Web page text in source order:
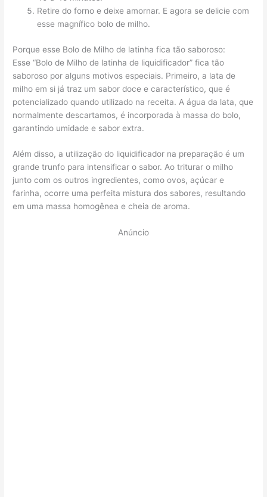
Retire do forno e deixe amornar. E agora se delicie com
esse magnífico bolo de milho.
Porque esse Bolo de Milho de latinha fica tão saboroso:
Esse “Bolo de Milho de latinha de liquidificador” fica tão
saboroso por alguns motivos especiais. Primeiro, a lata de
milho em si já traz um sabor doce e característico, que é
potencializado quando utilizado na receita. A água da lata, que
normalmente descartamos, é incorporada à massa do bolo,
garantindo umidade e sabor extra.
Além disso, a utilização do liquidificador na preparação é um
grande trunfo para intensificar o sabor. Ao triturar o milho
junto com os outros ingredientes, como ovos, açúcar e
farinha, ocorre uma perfeita mistura dos sabores, resultando
em uma massa homogênea e cheia de aroma.
Anúncio